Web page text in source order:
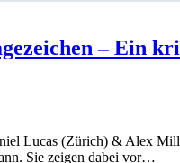
– Ein
Lucas (Zürich) & Alex
Sie zeigen dabei vor…